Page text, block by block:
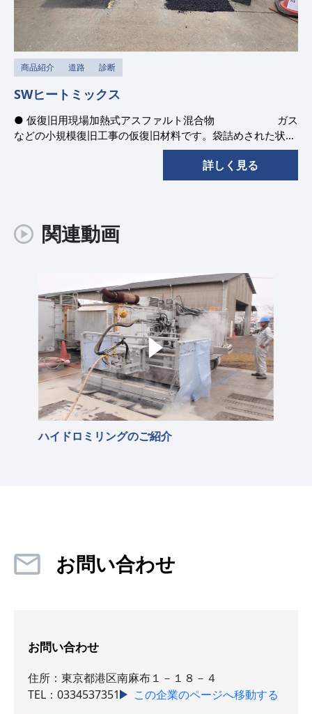
商品紹介 道路 診断
SWヒートミックス
● 仮復旧用現場加熱式アスファルト混合物 ガス
などの小規模復旧工事の仮復旧材料です。袋詰めされた状態
で現場で約2時間、専用加熱ヒータで加熱することで、施工
詳しく見る
関連動画
ハイドロミリングのご紹介
お問い合わせ
お問い合わせ
住所：東京都港区南麻布１－１８－４
TEL：0334537351
この企業のページへ移動する